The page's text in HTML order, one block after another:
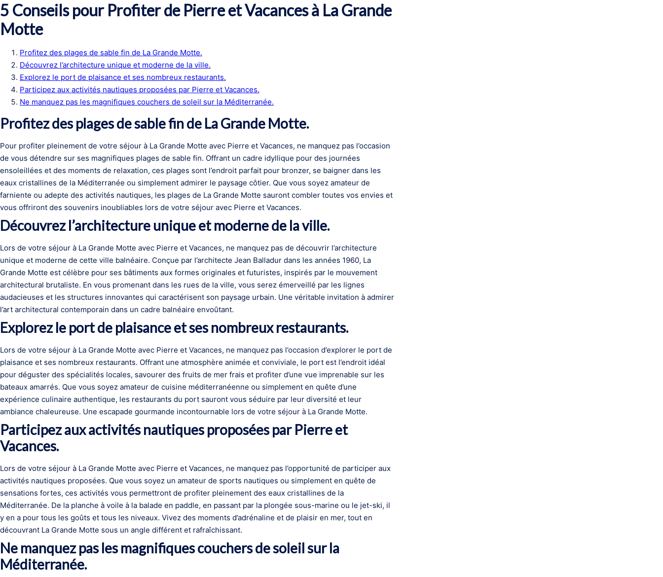
5 Conseils pour Profiter de Pierre et Vacances à La Grande
Motte
Profitez des plages de sable fin de La Grande Motte.
Découvrez l’architecture unique et moderne de la ville.
Explorez le port de plaisance et ses nombreux restaurants.
Participez aux activités nautiques proposées par Pierre et Vacances.
Ne manquez pas les magnifiques couchers de soleil sur la Méditerranée.
Profitez des plages de sable fin de La Grande Motte.
Pour profiter pleinement de votre séjour à La Grande Motte avec Pierre et Vacances, ne manquez pas l’occasion
de vous détendre sur ses magnifiques plages de sable fin. Offrant un cadre idyllique pour des journées
ensoleillées et des moments de relaxation, ces plages sont l’endroit parfait pour bronzer, se baigner dans les
eaux cristallines de la Méditerranée ou simplement admirer le paysage côtier. Que vous soyez amateur de
farniente ou adepte des activités nautiques, les plages de La Grande Motte sauront combler toutes vos envies et
vous offriront des souvenirs inoubliables lors de votre séjour avec Pierre et Vacances.
Découvrez l’architecture unique et moderne de la ville.
Lors de votre séjour à La Grande Motte avec Pierre et Vacances, ne manquez pas de découvrir l’architecture
unique et moderne de cette ville balnéaire. Conçue par l’architecte Jean Balladur dans les années 1960, La
Grande Motte est célèbre pour ses bâtiments aux formes originales et futuristes, inspirés par le mouvement
architectural brutaliste. En vous promenant dans les rues de la ville, vous serez émerveillé par les lignes
audacieuses et les structures innovantes qui caractérisent son paysage urbain. Une véritable invitation à admirer
l’art architectural contemporain dans un cadre balnéaire envoûtant.
Explorez le port de plaisance et ses nombreux restaurants.
Lors de votre séjour à La Grande Motte avec Pierre et Vacances, ne manquez pas l’occasion d’explorer le port de
plaisance et ses nombreux restaurants. Offrant une atmosphère animée et conviviale, le port est l’endroit idéal
pour déguster des spécialités locales, savourer des fruits de mer frais et profiter d’une vue imprenable sur les
bateaux amarrés. Que vous soyez amateur de cuisine méditerranéenne ou simplement en quête d’une
expérience culinaire authentique, les restaurants du port sauront vous séduire par leur diversité et leur
ambiance chaleureuse. Une escapade gourmande incontournable lors de votre séjour à La Grande Motte.
Participez aux activités nautiques proposées par Pierre et
Vacances.
Lors de votre séjour à La Grande Motte avec Pierre et Vacances, ne manquez pas l’opportunité de participer aux
activités nautiques proposées. Que vous soyez un amateur de sports nautiques ou simplement en quête de
sensations fortes, ces activités vous permettront de profiter pleinement des eaux cristallines de la
Méditerranée. De la planche à voile à la balade en paddle, en passant par la plongée sous-marine ou le jet-ski, il
y en a pour tous les goûts et tous les niveaux. Vivez des moments d’adrénaline et de plaisir en mer, tout en
découvrant La Grande Motte sous un angle différent et rafraîchissant.
Ne manquez pas les magnifiques couchers de soleil sur la
Méditerranée.